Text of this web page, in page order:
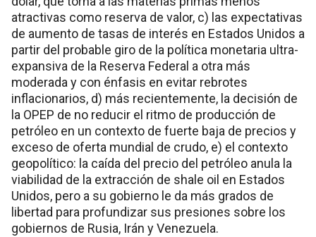
atractivas como reserva de valor, c) las expectativas
de aumento de tasas de interés en Estados Unidos a
partir del probable giro de la política monetaria ultra-
expansiva de la Reserva Federal a otra más
moderada y con énfasis en evitar rebrotes
inflacionarios, d) más recientemente, la decisión de
la OPEP de no reducir el ritmo de producción de
petróleo en un contexto de fuerte baja de precios y
exceso de oferta mundial de crudo, e) el contexto
geopolítico: la caída del precio del petróleo anula la
viabilidad de la extracción de shale oil en Estados
Unidos, pero a su gobierno le da más grados de
libertad para profundizar sus presiones sobre los
gobiernos de Rusia, Irán y Venezuela.